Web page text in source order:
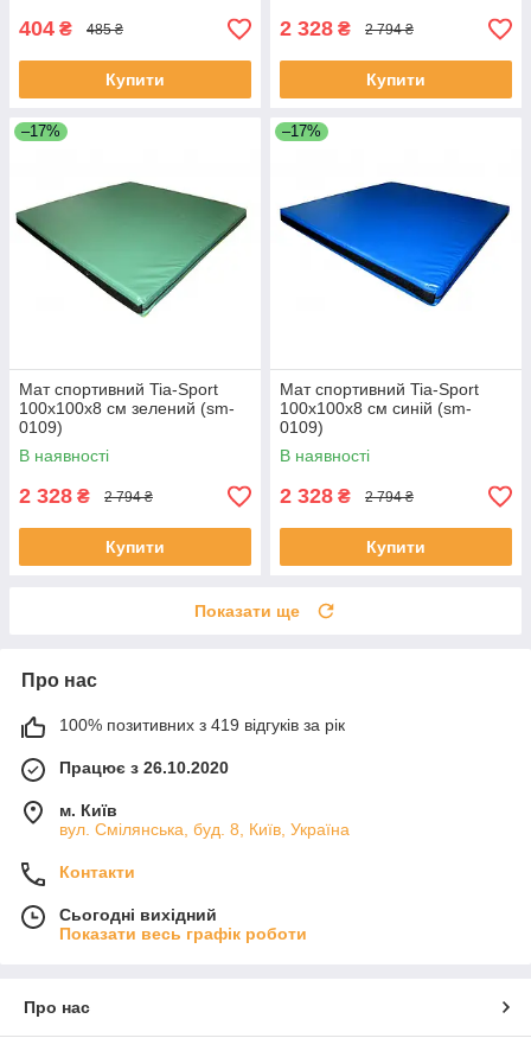
404 ₴ 485 ₴
Купити
2 328 ₴ 2 794 ₴
Купити
–17%
Мат спортивний Tia-Sport
100х100х8 см зелений (sm-
0109)
В наявності
2 328 ₴ 2 794 ₴
Купити
–17%
Мат спортивний Tia-Sport
100х100х8 см синій (sm-
0109)
В наявності
2 328 ₴ 2 794 ₴
Купити
Показати ще
Про нас
100% позитивних з 419 відгуків за рік
Працює з 26.10.2020
м. Київ
вул. Смілянська, буд. 8, Київ, Україна
Контакти
Сьогодні вихідний
Показати весь графік роботи
Про нас